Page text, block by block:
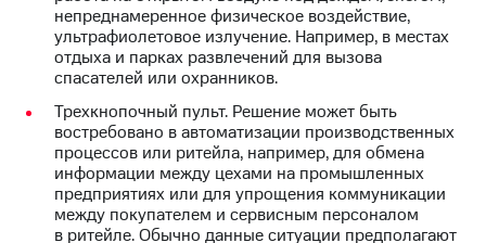
облигаций
Другое
Регистратор
Реквизиты
Контакты
развитие
деловая этика
На главную
непреднамеренное физическое воздействие,
ультрафиолетовое излучение. Например, в местах
отдыха и парках развлечений для вызова
спасателей или охранников.
Трехкнопочный пульт. Решение может быть
востребовано в автоматизации производственных
процессов или ритейла, например, для обмена
информации между цехами на промышленных
предприятиях или для упрощения коммуникации
между покупателем и сервисным персоналом
в ритейле. Обычно данные ситуации предполагают